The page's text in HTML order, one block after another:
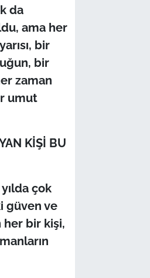
da
ama her
bir
bir
zaman
umut
KİŞİ BU
çok
güven ve
her bir kişi,